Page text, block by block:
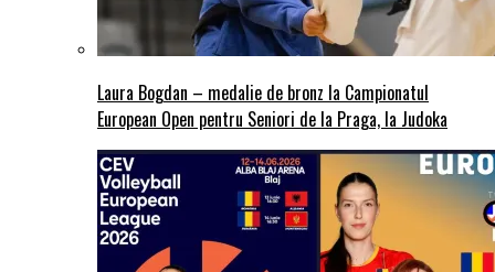
Laura Bogdan – medalie de bronz la Campionatul
European Open pentru Seniori de la Praga, la Judoka